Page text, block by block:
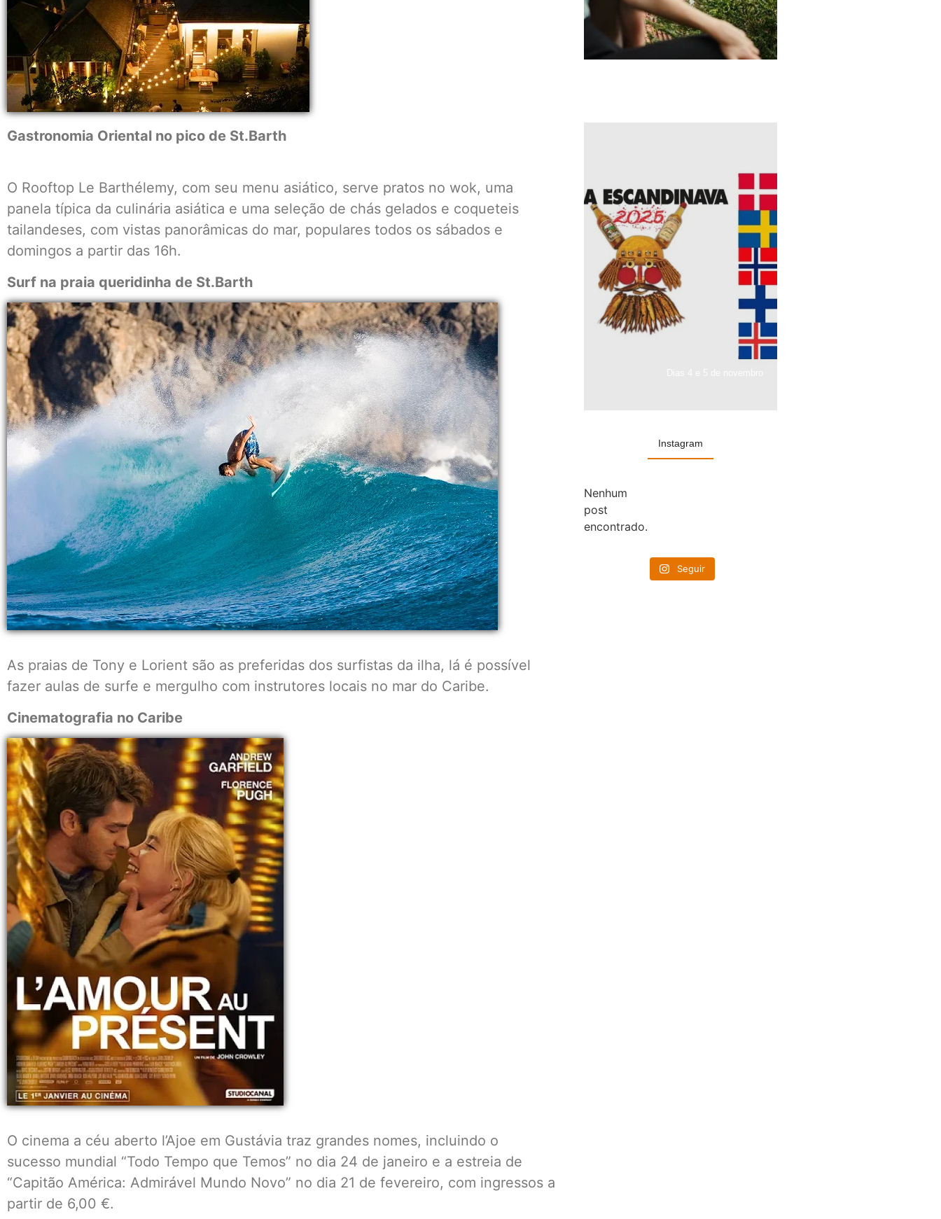
Gastronomia Oriental no pico de St.Barth
O Rooftop Le Barthélemy, com seu menu asiático, serve pratos no wok, uma
panela típica da culinária asiática e uma seleção de chás gelados e coqueteis
tailandeses, com vistas panorâmicas do mar, populares todos os sábados e
domingos a partir das 16h.
Surf na praia queridinha de St.Barth
As praias de Tony e Lorient são as preferidas dos surfistas da ilha, lá é possível
fazer aulas de surfe e mergulho com instrutores locais no mar do Caribe.
Cinematografia no Caribe
O cinema a céu aberto l’Ajoe em Gustávia traz grandes nomes, incluindo o
sucesso mundial “Todo Tempo que Temos” no dia 24 de janeiro e a estreia de
“Capitão América: Admirável Mundo Novo” no dia 21 de fevereiro, com ingressos a
partir de 6,00 €.
Instagram
Nenhum
post
encontrado.
Seguir